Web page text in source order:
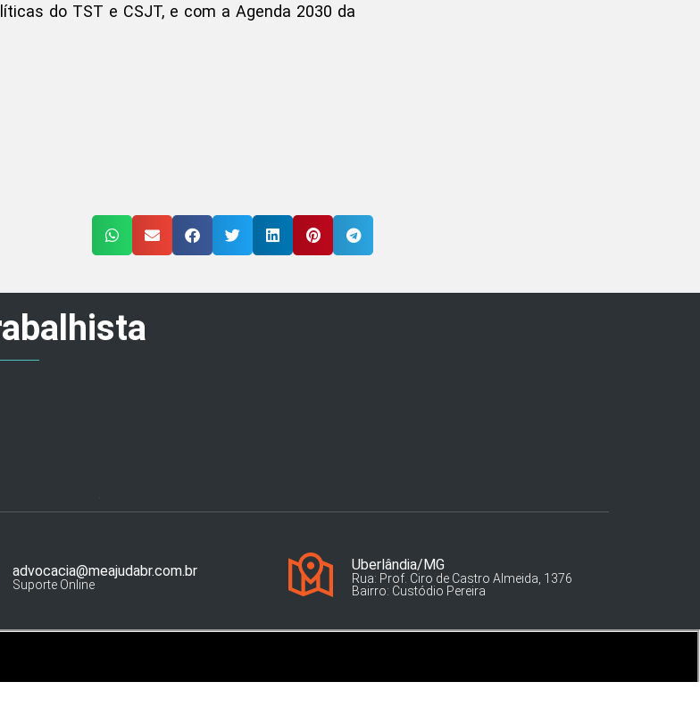
do TST e CSJT, e com a Agenda 2030 da
advocacia@meajudabr.com.br
Suporte Online
Uberlândia/MG
Rua: Prof. Ciro de Castro Almeida, 1376
Bairro: Custódio Pereira